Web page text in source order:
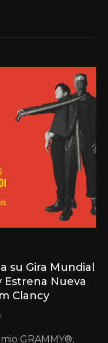
su Gira Mundial
Estrena Nueva
Clancy
GRAMMY®,